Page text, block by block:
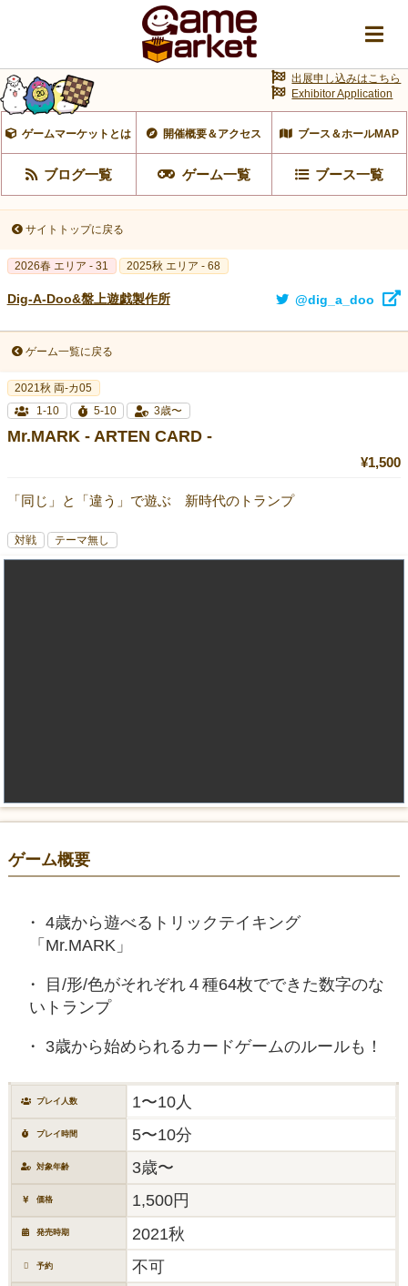
ゲームマーケットとは 開催概要＆アクセス ブース＆ホールMAP
ブログ一覧 ゲーム一覧 ブース一覧
出展申し込みはこちら
Exhibitor Application
サイトトップに戻る
2026春 エリア - 31 2025秋 エリア - 68
Dig-A-Doo&盤上遊戯製作所 @dig_a_doo
ゲーム一覧に戻る
2021秋 両-カ05
1-10
5-10 3歳〜
Mr.MARK - ARTEN CARD -
¥1,500
「同じ」と「違う」で遊ぶ 新時代のトランプ
対戦 テーマ無し
ゲーム概要
4歳から遊べるトリックテイキング
「Mr.MARK」
目/形/色がそれぞれ４種64枚でできた数字のな
いトランプ
3歳から始められるカードゲームのルールも！
プレイ人数 1〜10人
プレイ時間 5〜10分
対象年齢 3歳〜
価格 1,500円
発売時期 2021秋
予約 不可